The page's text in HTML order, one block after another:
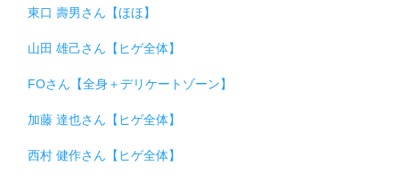
東口 壽男さん【ほほ】
山田 雄己さん【ヒゲ全体】
FOさん【全身＋デリケートゾーン】
加藤 達也さん【ヒゲ全体】
西村 健作さん【ヒゲ全体】